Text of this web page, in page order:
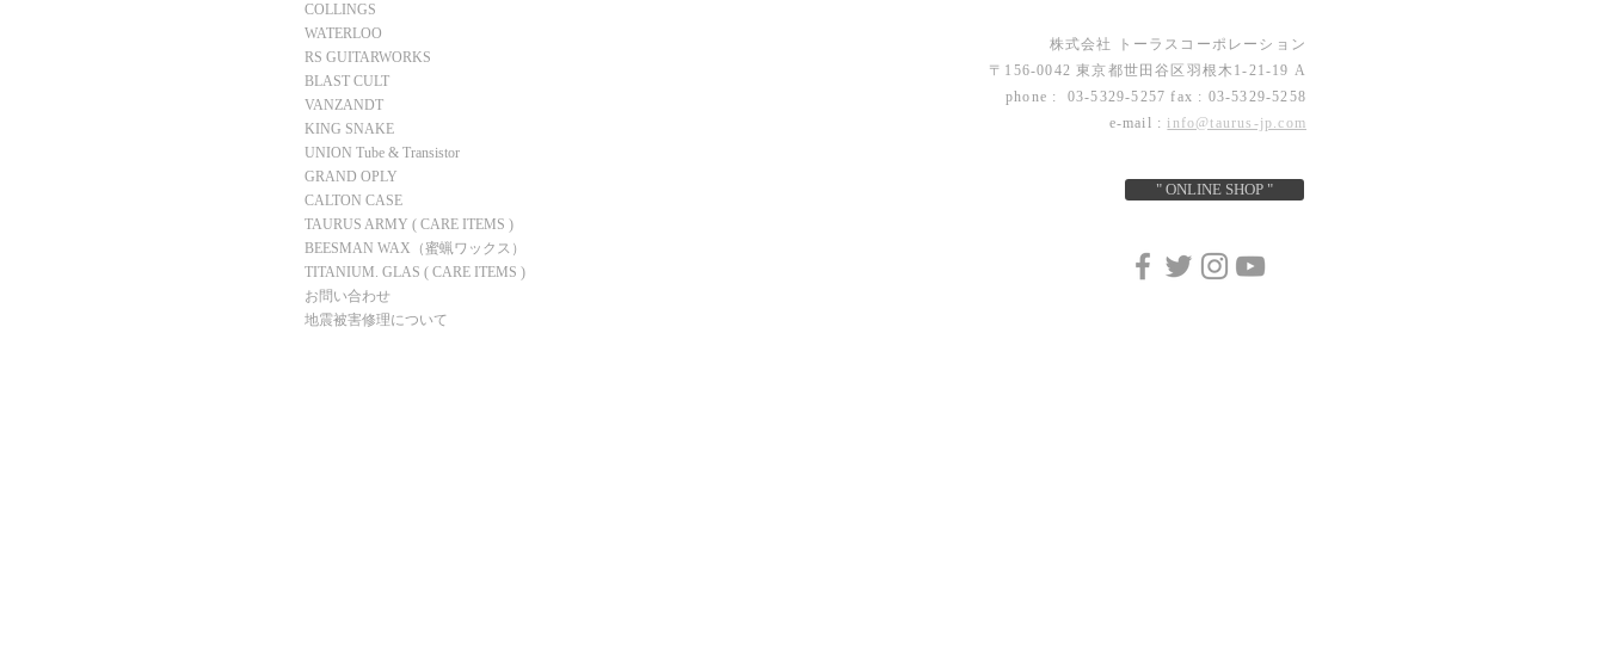
COLLINGS
WATERLOO
RS GUITARWORKS
BLAST CULT
VANZANDT
KING SNAKE
UNION Tube & Transistor
GRAND OPLY
CALTON CASE
TAURUS ARMY ( CARE ITEMS )
BEESMAN WAX（蜜蝋ワックス）
TITANIUM. GLAS ( CARE ITEMS )
お問い合わせ
地震被害修理について
株式会社 トーラスコーポレーション
〒156-0042 東京都世田谷区羽根木1-21-19 A
phone : 03-5329-5257 fax : 03-5329-5258
e-mail : info@taurus-jp.com
" ONLINE SHOP "